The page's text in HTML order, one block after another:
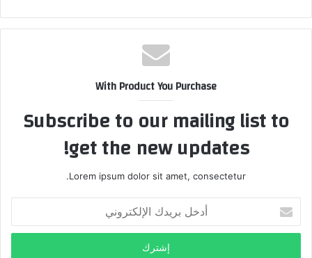
With Product You Purchase
Subscribe to our mailing list to
get the new updates!
Lorem ipsum dolor sit amet, consectetur.
خ